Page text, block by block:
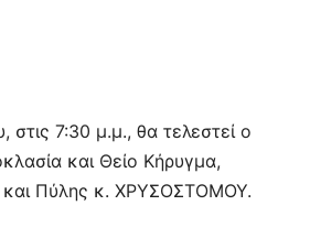
7:30 μ.μ., θα τελεστεί ο
και Θείο Κήρυγμα,
και Πύλης κ. ΧΡΥΣΟΣΤΟΜΟΥ.